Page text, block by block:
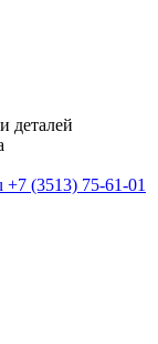
деталей
+7 (3513) 75-61-01